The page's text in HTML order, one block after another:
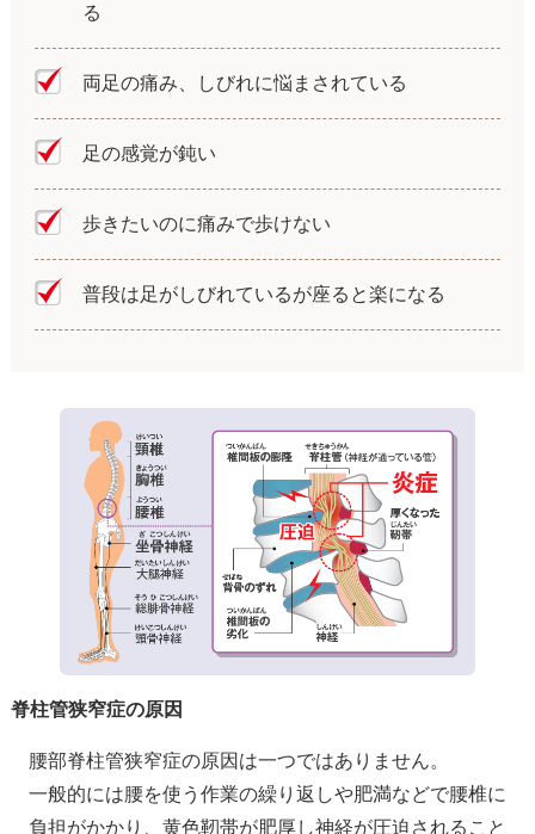
る
両足の痛み、しびれに悩まされている
足の感覚が鈍い
歩きたいのに痛みで歩けない
普段は足がしびれているが座ると楽になる
脊柱管狭窄症の原因
腰部脊柱管狭窄症の原因は一つではありません。
一般的には腰を使う作業の繰り返しや肥満などで腰椎に
負担がかかり、黄色靭帯が肥厚し神経が圧迫されること